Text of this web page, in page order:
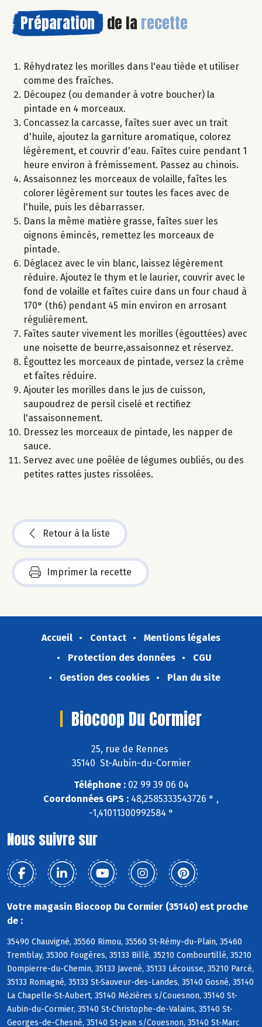
Préparation de la recette
Réhydratez les morilles dans l'eau tiède et utiliser
comme des fraîches.
Découpez (ou demander à votre boucher) la
pintade en 4 morceaux.
Concassez la carcasse, faîtes suer avec un trait
d'huile, ajoutez la garniture aromatique, colorez
légèrement, et couvrir d'eau. Faîtes cuire pendant 1
heure environ à frémissement. Passez au chinois.
Assaisonnez les morceaux de volaille, faîtes les
colorer légèrement sur toutes les faces avec de
l'huile, puis les débarrasser.
Dans la même matière grasse, faîtes suer les
oignons émincés, remettez les morceaux de
pintade.
Déglacez avec le vin blanc, laissez légèrement
réduire. Ajoutez le thym et le laurier, couvrir avec le
fond de volaille et faîtes cuire dans un four chaud à
170° (th6) pendant 45 min environ en arrosant
régulièrement.
Faîtes sauter vivement les morilles (égouttées) avec
une noisette de beurre,assaisonnez et réservez.
Égouttez les morceaux de pintade, versez la crème
et faîtes réduire.
Ajouter les morilles dans le jus de cuisson,
saupoudrez de persil ciselé et rectifiez
l'assaisonnement.
Dressez les morceaux de pintade, les napper de
sauce.
Servez avec une poêlée de légumes oubliés, ou des
petites rattes justes rissolées.
Retour à la liste
Imprimer la recette
Accueil Contact
Mentions légales
Protection des données
CGU
Gestion des cookies
Plan du site
Biocoop Du Cormier
25, rue de Rennes
35140 St-Aubin-du-Cormier
Téléphone :02 99 39 06 04
Coordonnées GPS : 48,2585333543726 ° ,
-1,41011300992584 °
Nous suivre sur
Votre magasin Biocoop Du Cormier (35140) est proche
de :
35490 Chauvigné, 35560 Rimou, 35560 St-Rémy-du-Plain, 35460
Tremblay, 35300 Fougères, 35133 Billé, 35210 Combourtillé, 35210
Dompierre-du-Chemin, 35133 Javené, 35133 Lécousse, 35210 Parcé,
35133 Romagné, 35133 St-Sauveur-des-Landes, 35140 Gosné, 35140
La Chapelle-St-Aubert, 35140 Mézières s/Couesnon, 35140 St-
Aubin-du-Cormier, 35140 St-Christophe-de-Valains, 35140 St-
Georges-de-Chesné, 35140 St-Jean s/Couesnon, 35140 St-Marc